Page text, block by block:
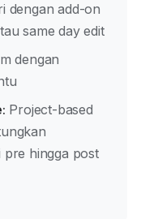
dengan add-on
same day edit
dengan
Project-based
hingga post